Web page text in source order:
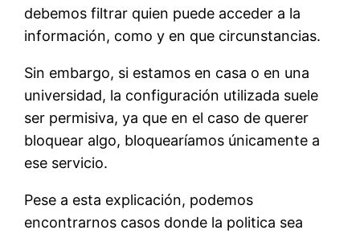
debemos filtrar quien puede acceder a la
información, como y en que circunstancias.
Sin embargo, si estamos en casa o en una
universidad, la configuración utilizada suele
ser permisiva, ya que en el caso de querer
bloquear algo, bloquearíamos únicamente a
ese servicio.
Pese a esta explicación, podemos
encontrarnos casos donde la politica sea